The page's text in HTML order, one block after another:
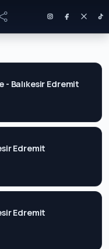
- Balıkesir Edremit
Edremit
Edremit